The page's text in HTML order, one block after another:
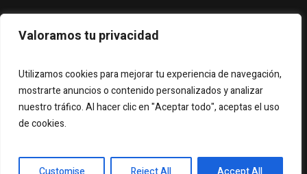
Valoramos tu privacidad
Utilizamos cookies para mejorar tu experiencia de navegación,
mostrarte anuncios o contenido personalizados y analizar
nuestro tráfico. Al hacer clic en "Aceptar todo", aceptas el uso
de cookies.
Copyright © 2012 Representación de Latinoamérica y el